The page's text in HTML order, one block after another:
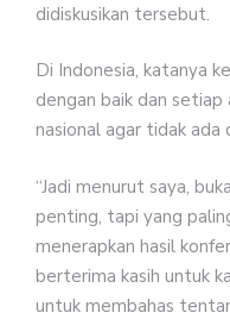
didiskusikan tersebut.
Di Indonesia, katanya
dengan baik dan
nasional agar tidak ada
“Jadi menurut saya,
penting, tapi yang
menerapkan hasil
berterima kasih untuk
untuk membahas